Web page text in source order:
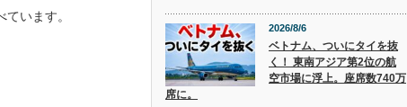
います。
2026/8/6
ベトナム、ついにタイを抜
く！ 東南アジア第2位の航
空市場に浮上。座席数740万
席に。